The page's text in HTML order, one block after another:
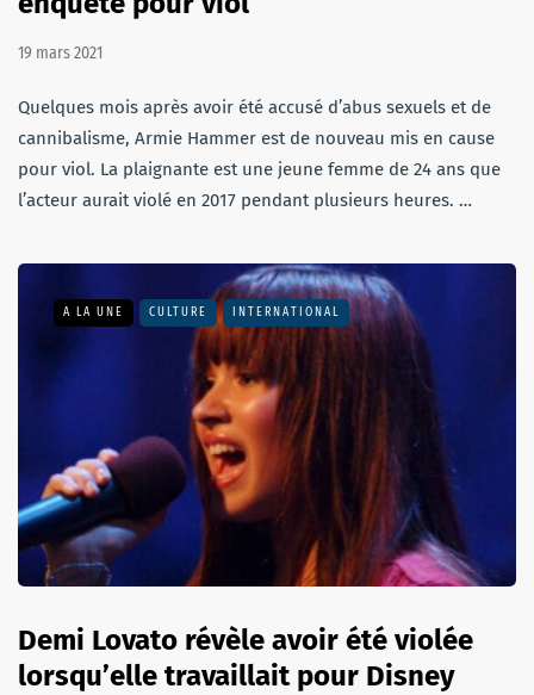
19 mars 2021
Quelques mois après avoir été accusé d’abus sexuels et de
cannibalisme, Armie Hammer est de nouveau mis en cause
pour viol. La plaignante est une jeune femme de 24 ans que
l’acteur aurait violé en 2017 pendant plusieurs heures. …
A LA UNE CULTURE INTERNATIONAL
Demi Lovato révèle avoir été violée
lorsqu’elle travaillait pour Disney